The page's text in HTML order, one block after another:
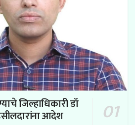
जिल्हाधिकारी डॉ
आदेश